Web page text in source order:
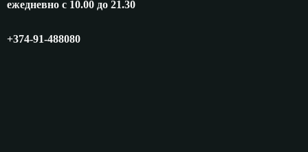
ежедневно с 10.00 до 21.30
+374-91-488080